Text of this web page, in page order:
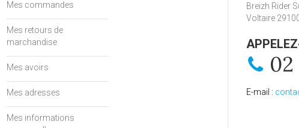
Mes commandes
Mes retours de
marchandise
Mes avoirs
Mes adresses
Mes informations
Breizh Rider
Voltaire
02
E-mail :